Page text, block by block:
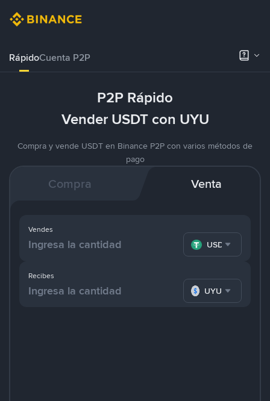
RápidoCuenta P2P
P2P Rápido
Vender USDT con UYU
Compra y vende USDT en Binance P2P con varios métodos de
pago
Compra Venta
Recibes
UYU
Vendes
USDT